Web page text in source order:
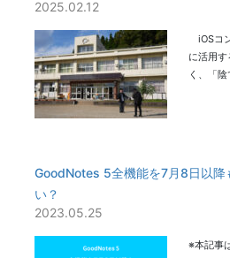
2025.02.12
iOSコ
に活用
く、「
GoodNotes 5全機能を7月8日以降
い？
2023.05.25
※本記事